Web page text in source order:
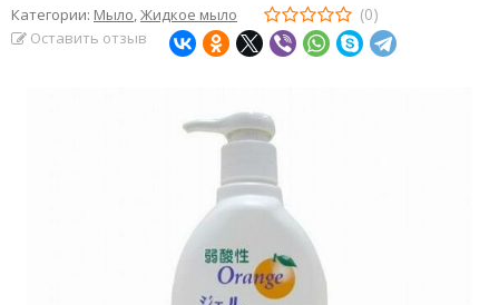
Категории: Мыло,Жидкое мыло (0)
Оставить отзыв